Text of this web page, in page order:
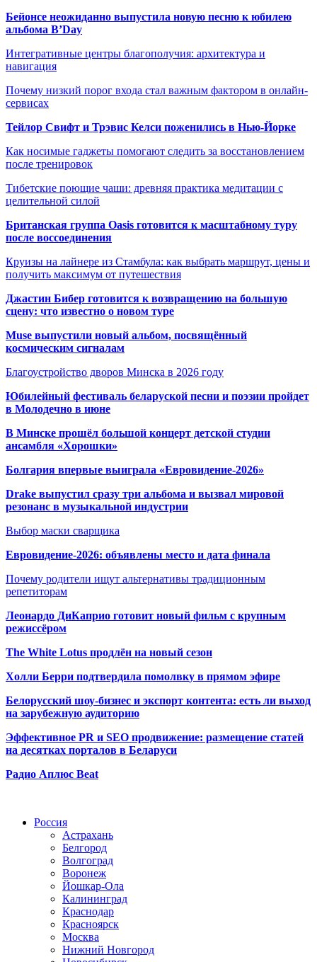
Бейонсе неожиданно выпустила новую песню к юбилею
альбома B’Day
Интегративные центры благополучия: архитектура и
навигация
Почему низкий порог входа стал важным фактором в онлайн-
сервисах
Тейлор Свифт и Трэвис Келси поженились в Нью-Йорке
Как носимые гаджеты помогают следить за восстановлением
после тренировок
Тибетские поющие чаши: древняя практика медитации с
целительной силой
Британская группа Oasis готовится к масштабному туру
после воссоединения
Круизы на лайнере из Стамбула: как выбрать маршрут, цены и
получить максимум от путешествия
Джастин Бибер готовится к возвращению на большую
сцену: что известно о новом туре
Muse выпустили новый альбом, посвящённый
космическим сигналам
Благоустройство дворов Минска в 2026 году
Юбилейный фестиваль беларуской песни и поэзии пройдет
в Молодечно в июне
В Минске прошёл большой концерт детской студии
ансамбля «Хорошки»
Болгария впервые выиграла «Евровидение-2026»
Drake выпустил сразу три альбома и вызвал мировой
резонанс в музыкальной индустрии
Выбор маски сварщика
Евровидение-2026: объявлены место и дата финала
Почему родители ищут альтернативы традиционным
репетиторам
Леонардо ДиКаприо готовит новый фильм с крупным
режиссёром
The White Lotus продлён на новый сезон
Холли Берри подтвердила помолвку в прямом эфире
Белорусский шоу-бизнес и экспорт контента: есть ли выход
на зарубежную аудиторию
Эффективное PR и SEO продвижение: размещение статей
на десятках порталов в Беларуси
Радио Аплюс Beat
Россия
Астрахань
Белгород
Волгоград
Воронеж
Йошкар-Ола
Калининград
Краснодар
Красноярск
Москва
Нижний Новгород